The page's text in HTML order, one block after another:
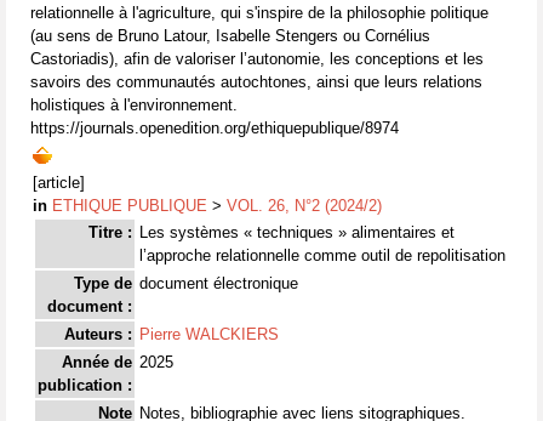
relationnelle à l'agriculture, qui s'inspire de la philosophie politique
(au sens de Bruno Latour, Isabelle Stengers ou Cornélius
Castoriadis), afin de valoriser l’autonomie, les conceptions et les
savoirs des communautés autochtones, ainsi que leurs relations
holistiques à l'environnement.
https://journals.openedition.org/ethiquepublique/8974
[article]
in ETHIQUE PUBLIQUE > VOL. 26, N°2 (2024/2)
Titre : Les systèmes « techniques » alimentaires et
l’approche relationnelle comme outil de repolitisation
Type de
document :
document électronique
Auteurs : Pierre WALCKIERS
Année de
publication :
2025
Note Notes, bibliographie avec liens sitographiques.